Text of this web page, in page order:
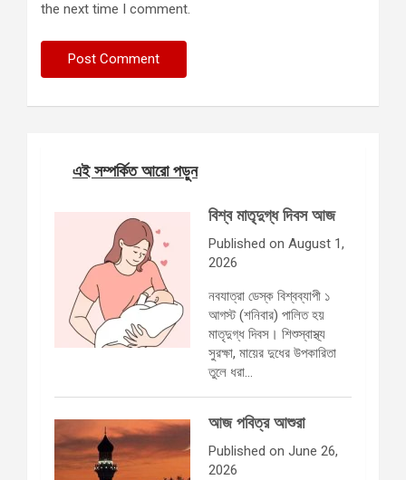
the next time I comment.
এই সম্পর্কিত আরো পড়ুন
বিশ্ব মাতৃদুগ্ধ দিবস আজ
Published on August 1,
2026
নবযাত্রা ডেস্ক বিশ্বব্যাপী ১
আগস্ট (শনিবার) পালিত হয়
মাতৃদুগ্ধ দিবস। শিশুস্বাস্থ্য
সুরক্ষা, মায়ের দুধের উপকারিতা
তুলে ধরা…
আজ পবিত্র আশুরা
Published on June 26,
2026